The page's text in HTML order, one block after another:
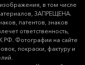
в том числе
ЗАПРЕЩЕНА.
патентов, знаков
ответственность,
РФ. Фотографии на сайте
покраски, фактуру и